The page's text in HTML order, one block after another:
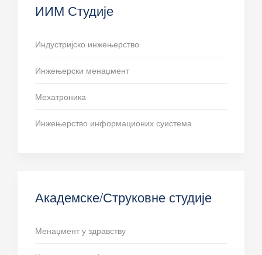
ИИМ Студије
Индустријско инжењерство
Инжењерски менаџмент
Мехатроника
Инжењерство информационих суистема
Академске/Струковне студије
Менаџмент у здравству